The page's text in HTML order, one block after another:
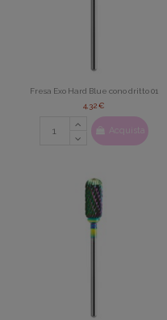
Fresa Exo Hard Blue cono dritto 01
4,32 €
Acquista